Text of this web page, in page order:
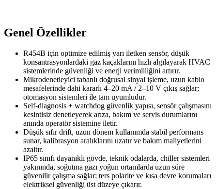
Genel Özellikler
R454B için optimize edilmiş yarı iletken sensör, düşük
konsantrasyonlardaki gaz kaçaklarını hızlı algılayarak HVAC
sistemlerinde güvenliği ve enerji verimliliğini artırır.
Mikrodenetleyici tabanlı doğrusal sinyal işleme, uzun kablo
mesafelerinde dahi kararlı 4–20 mA / 2–10 V çıkış sağlar;
otomasyon sistemleri ile tam uyumludur.
Self-diagnosis + watchdog güvenlik yapısı, sensör çalışmasını
kesintisiz denetleyerek arıza, bakım ve servis durumlarını
anında operatör sistemine iletir.
Düşük sıfır drift, uzun dönem kullanımda stabil performans
sunar, kalibrasyon aralıklarını uzatır ve bakım maliyetlerini
azaltır.
IP65 sınıfı dayanıklı gövde, teknik odalarda, chiller sistemleri
yakınında, soğutma gazı yoğun ortamlarda uzun süre
güvenilir çalışma sağlar; ters polarite ve kısa devre korumaları
elektriksel güvenliği üst düzeye çıkarır.